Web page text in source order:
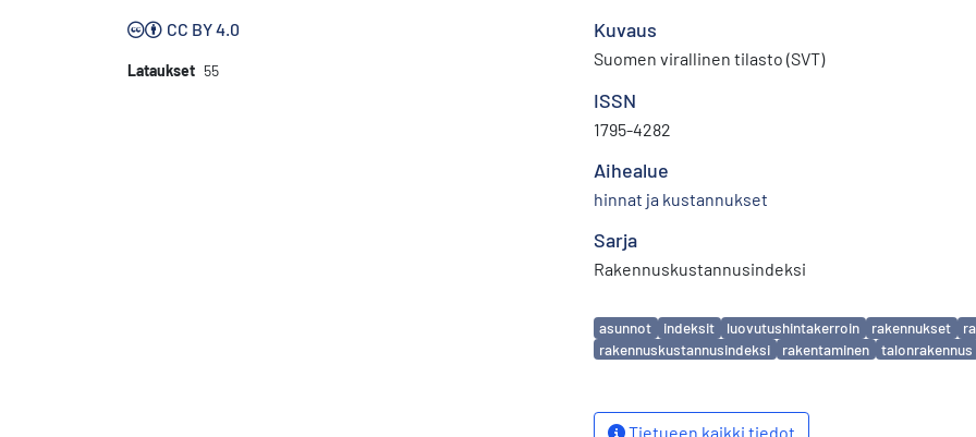
CC BY 4.0
Lataukset 55
Kuvaus
Suomen virallinen tilasto (SVT)
ISSN
1795-4282
Aihealue
hinnat ja kustannukset
Sarja
Rakennuskustannusindeksi
Avainsanat
asunnot indeksit luovutushintakerroin rakennukset
rakennuskustannusindeksi
rakentaminen talonrakennus
Tietueen kaikki tiedot